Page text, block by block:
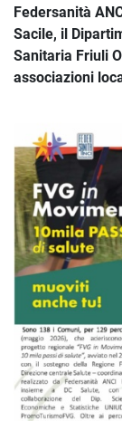
Federsanità
Sacile, il
Sanitaria Friuli
associazioni